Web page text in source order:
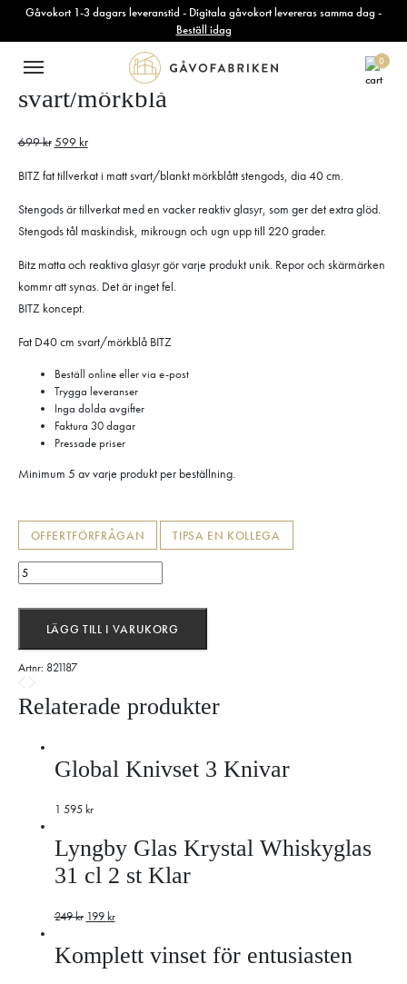
Gåvokort 1-3 dagars leveranstid - Digitala gåvokort levereras samma dag -
Beställ idag
0
Tillbaks till gåvorna
BITZ Fat Dia. 40 cm
svart/mörkblå
699kr 599 kr
BITZ fat tillverkat i matt svart/blankt mörkblått stengods, dia 40 cm.
Stengods är tillverkat med en vacker reaktiv glasyr, som ger det extra glöd.
Stengods tål maskindisk, mikrougn och ugn upp till 220 grader.
Bitz matta och reaktiva glasyr gör varje produkt unik. Repor och skärmärken
kommr att synas. Det är inget fel.
BITZ koncept.
Fat D40 cm svart/mörkblå BITZ
Beställ online eller via e-post
Trygga leveranser
Inga dolda avgifter
Faktura 30 dagar
Pressade priser
Minimum 5 av varje produkt per beställning.
OFFERTFÖRFRÅGAN TIPSA EN KOLLEGA
BITZ
Fat
Dia.
mängd
LÄGG TILL I VARUKORG
Artnr: 821187
Relaterade produkter
Global Knivset 3 Knivar
1 595kr
Lyngby Glas Krystal Whiskyglas
31 cl 2 st Klar
249kr 199kr
Komplett vinset för entusiasten